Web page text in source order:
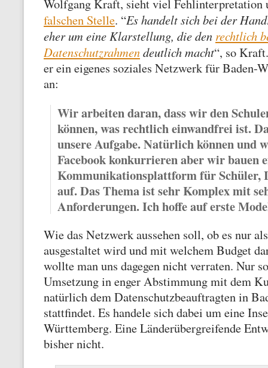
Wolfgang Kraft, sieht viel Fehlinterpretation
falschen Stelle. “Es handelt sich bei der
eher um eine Klarstellung, die den rechtlich
Datenschutzrahmendeutlich macht“, so
er ein eigenes soziales Netzwerk für Baden-
an:
Wir arbeiten daran, dass wir den
können, was rechtlich einwandfrei ist.
unsere Aufgabe. Natürlich können und
Facebook konkurrieren aber wir bauen
Kommunikationsplattform für Schüler,
auf. Das Thema ist sehr Komplex mit
Anforderungen. Ich hoffe auf erste
Wie das Netzwerk aussehen soll, ob es nur
ausgestaltet wird und mit welchem Budget
wollte man uns dagegen nicht verraten. Nur
Umsetzung in enger Abstimmung mit dem
natürlich dem Datenschutzbeauftragten in
stattfindet. Es handele sich dabei um eine
Württemberg. Eine Länderübergreifende
bisher nicht.